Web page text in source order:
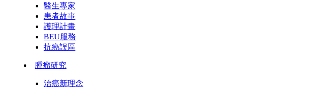
醫生專家
患者故事
護理計畫
BEU服務
抗癌誤區
腫瘤研究
治癌新理念